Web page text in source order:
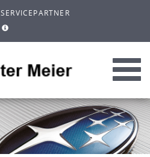
SERVICEPARTNER